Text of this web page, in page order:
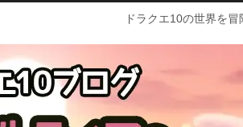
ドラクエ10の世界を